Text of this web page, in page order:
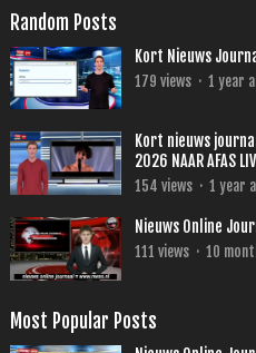
Random Posts
Kort Nieuws
179 views · 1 year
Kort nieuws
2026 NAAR AFAS
154 views · 1 year
Nieuws Online
111 views · 10
Most Popular Posts